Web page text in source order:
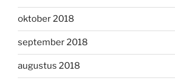
oktober 2018
september 2018
augustus 2018